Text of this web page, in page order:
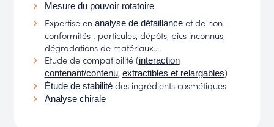
Mesure du pouvoir rotatoire
Expertise enanalyse de défaillance et de non-
conformités : particules, dépôts, pics inconnus,
dégradations de matériaux...
Etude de compatibilité (interaction
contenant/contenu, extractibles et relargables)
Étude de stabilitédes ingrédients cosmétiques
Analyse chirale